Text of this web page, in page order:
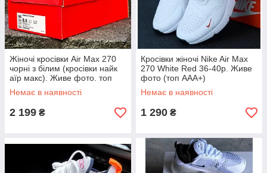
Жіночі кросівки Air Max 270
чорні з білим (кросівки найк
аїр макс). Живе фото. топ
Немає в наявності
2 199 ₴
Кросівки жіночі Nike Air Max
270 White Red 36-40р. Живе
фото (топ ААА+)
Немає в наявності
1 290 ₴